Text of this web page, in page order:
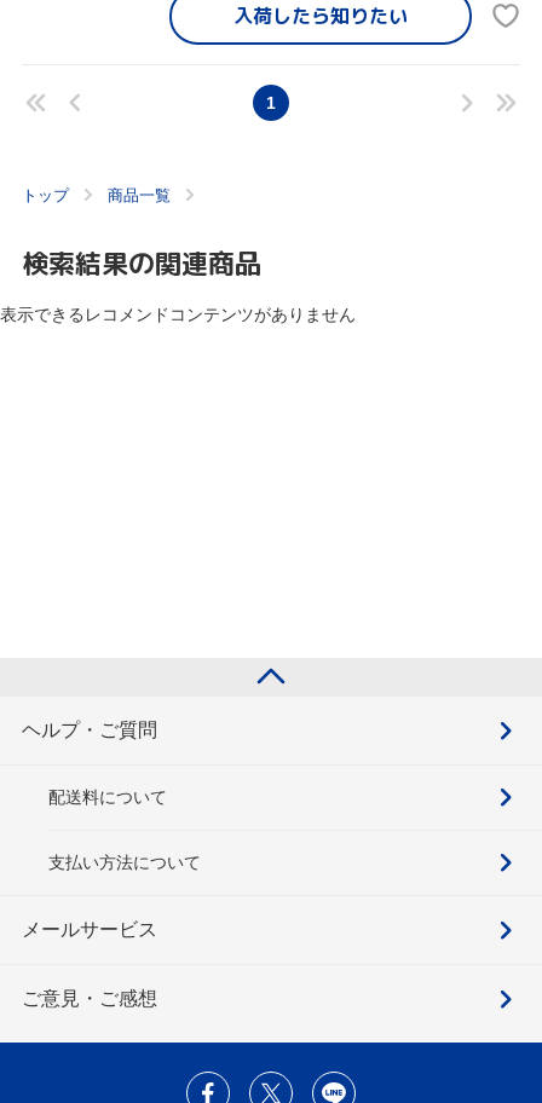
入荷したら知りたい
1
トップ 商品一覧
検索結果の関連商品
表示できるレコメンドコンテンツがありません
ヘルプ・ご質問
配送料について
支払い方法について
メールサービス
ご意見・ご感想